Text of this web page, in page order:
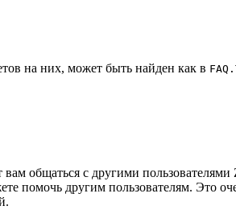
на них, может быть найден как в
общаться с другими
помочь другим пользователям. Это